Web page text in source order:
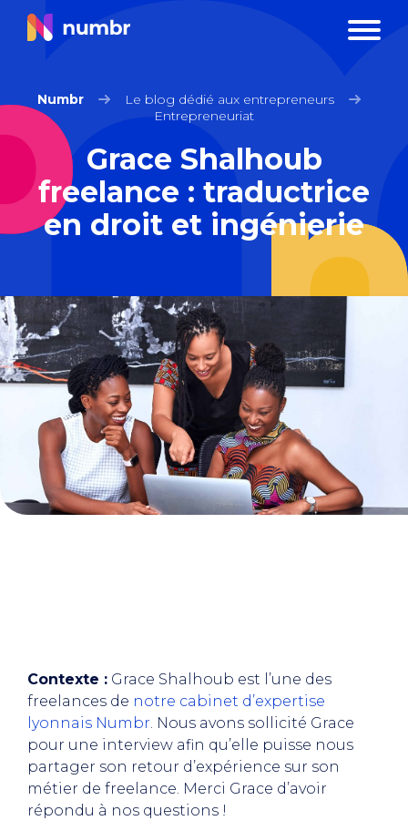
Numbr
Le blog dédié aux entrepreneurs
Entrepreneuriat
Grace Shalhoub
freelance : traductrice
en droit et ingénierie
Contexte : Grace Shalhoub est l’une des
freelances de notre cabinet d’expertise
lyonnais Numbr. Nous avons sollicité Grace
pour une interview afin qu’elle puisse nous
partager son retour d’expérience sur son
métier de freelance. Merci Grace d’avoir
répondu à nos questions !